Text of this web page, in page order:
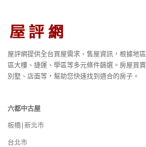
屋評網提供全台買屋需求、售屋資訊，根據地
區大樓、捷運、學區等多元條件篩選。房屋買
別墅、店面等，幫助您快速找到適合的房子。
六都中古屋
板橋|新北市
台北市